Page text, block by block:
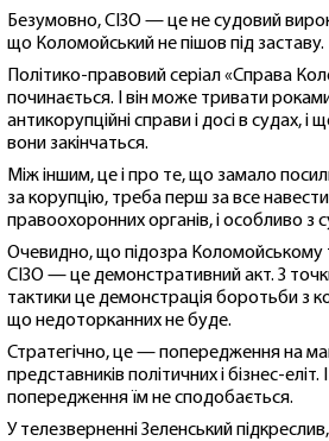
Безумовно, СІЗО — це не судовий
що Коломойський не пішов під заставу.
Політико-правовий серіал «Справа
починається. І він може тривати
антикорупційні справи і досі в судах, і
вони закінчаться.
Між іншим, це і про те, що замало
за корупцію, треба перш за все
правоохоронних органів, і особливо з
Очевидно, що підозра Коломойському
СІЗО — це демонстративний акт. З
тактики це демонстрація боротьби з
що недоторканних не буде.
Стратегічно, це — попередження на
представників політичних і бізнес-
попередження їм не сподобається.
У телезверненні Зеленський підкреслив,